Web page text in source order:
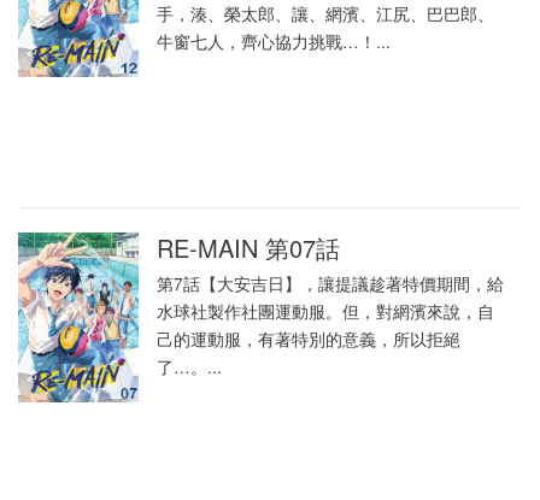
手，湊、榮太郎、讓、網濱、江尻、巴巴郎、
牛窗七人，齊心協力挑戰…！...
RE-MAIN 第07話
第7話【大安吉日】，讓提議趁著特價期間，給
水球社製作社團運動服。但，對網濱來說，自
己的運動服，有著特別的意義，所以拒絕
了…。...